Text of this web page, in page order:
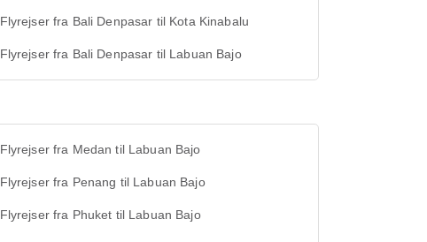
Flyrejser fra Bali Denpasar til Kota Kinabalu
Flyrejser fra Bali Denpasar til Labuan Bajo
Flyrejser fra Medan til Labuan Bajo
Flyrejser fra Penang til Labuan Bajo
Flyrejser fra Phuket til Labuan Bajo